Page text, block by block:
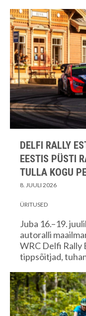
DELFI RALLY
EESTIS PÜSTI
TULLA KOGU
8. JUULI 2026
ÜRITUSED
Juba 16.–19.
autoralli
WRC Delfi Rally
tippsõitjad,